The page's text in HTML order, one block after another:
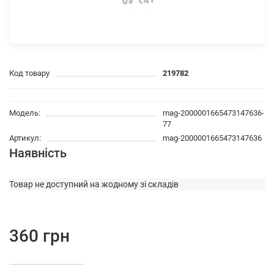
Код товару 219782
Модель:
mag-2000001665473147636-
77
Артикул:
mag-2000001665473147636
Наявність
Товар не доступний на жодному зі складів
360 грн